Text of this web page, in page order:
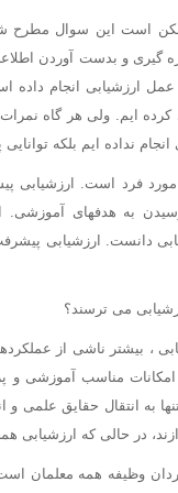
است این سوال مطرح
گیری و بدست آوردن
ارزشیابی انجام داده
کرده ایم. ولی هر گاه
انجام نداده ایم بلکه
فرد است. ارزشیابی
به هدفهای
دانست. ارزشیابی
می ترسند؟
، بیشتر ناشی از
مناسب آموزشی و
به انتقال حقایق علمی
در حالی که ارزشیابی
وظیفه همه معلمان است